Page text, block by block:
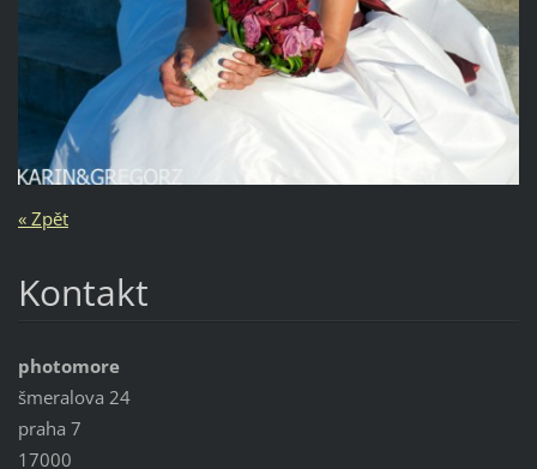
« Zpět
Kontakt
photomore
šmeralova 24
praha 7
17000